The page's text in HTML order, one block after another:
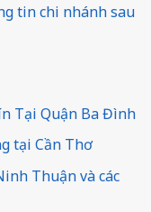
tin chi nhánh sau
Tại Quận Ba Đình
tại Cần Thơ
Thuận và các